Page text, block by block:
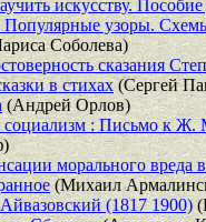
искусству.
узоры.
Соболева)
сказания
в стихах(Сергей
(Андрей Орлов)
социализм : Письмо к
морального вреда
(Михаил
(1817 1900)